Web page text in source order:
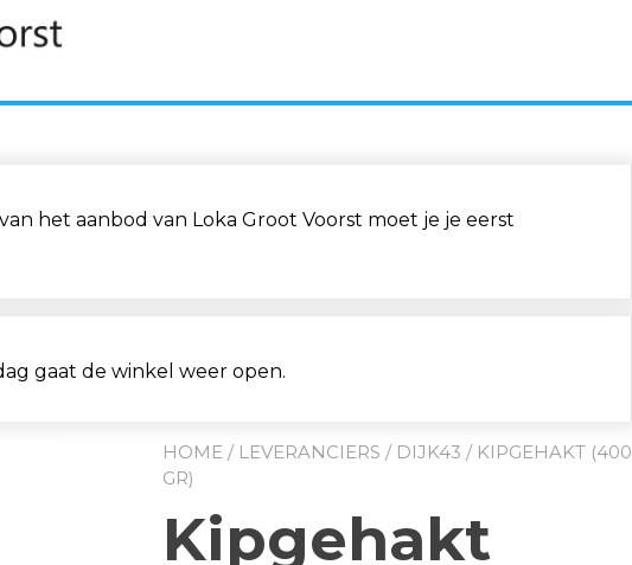
het aanbod van Loka Groot Voorst moet je je eerst
gaat de winkel weer open.
HOME / LEVERANCIERS / DIJK43 / KIPGEHAKT (400
GR)
Kipgehakt